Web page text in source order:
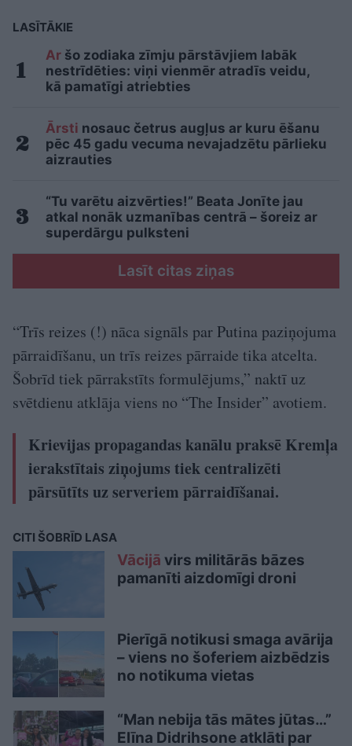
LASĪTĀKIE
Ar šo zodiaka zīmju pārstāvjiem labāk
nestrīdēties: viņi vienmēr atradīs veidu,
kā pamatīgi atriebties
Ārsti nosauc četrus augļus ar kuru ēšanu
pēc 45 gadu vecuma nevajadzētu pārlieku
aizrauties
“Tu varētu aizvērties!” Beata Jonīte jau
atkal nonāk uzmanības centrā – šoreiz ar
superdārgu pulksteni
Lasīt citas ziņas
“Trīs reizes (!) nāca signāls par Putina paziņojuma
pārraidīšanu, un trīs reizes pārraide tika atcelta.
Šobrīd tiek pārrakstīts formulējums,” naktī uz
svētdienu atklāja viens no “The Insider” avotiem.
Krievijas propagandas kanālu praksē Kremļa
ierakstītais ziņojums tiek centralizēti
pārsūtīts uz serveriem pārraidīšanai.
CITI ŠOBRĪD LASA
Vācijā virs militārās bāzes
pamanīti aizdomīgi droni
Pierīgā notikusi smaga avārija
– viens no šoferiem aizbēdzis
no notikuma vietas
“Man nebija tās mātes jūtas…”
Elīna Didrihsone atklāti par